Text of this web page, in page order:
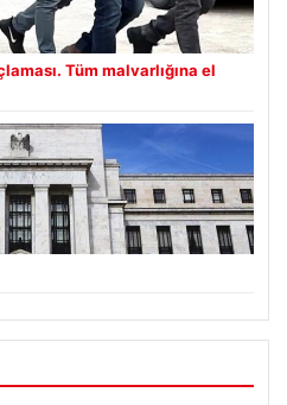
Tüm malvarlığına el